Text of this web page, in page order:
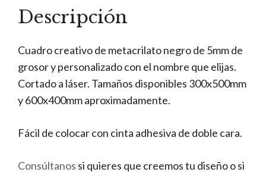
Descripción
Cuadro creativo de metacrilato negro de 5mm de
grosor y personalizado con el nombre que elijas.
Cortado a láser. Tamaños disponibles 300x500mm
y 600x400mm aproximadamente.
Fácil de colocar con cinta adhesiva de doble cara.
Consúltanos si quieres que creemos tu diseño o si